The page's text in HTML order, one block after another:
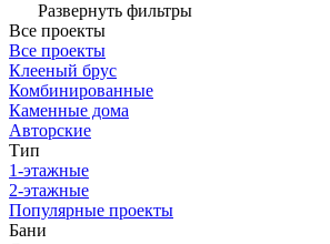
Развернуть фильтры
Все проекты
Все проекты
Клееный брус
Комбинированные
Каменные дома
Авторские
Тип
1-этажные
2-этажные
Популярные проекты
Бани